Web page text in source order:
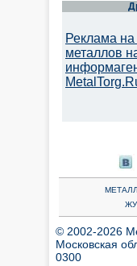
Реклама
металлов
© 2002-2026
Московская
0300